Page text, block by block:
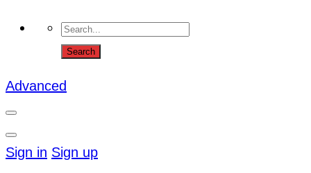
Advanced
Sign in Sign up